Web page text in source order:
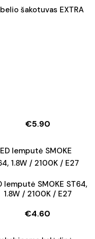
šakotuvas EXTRA
€5.90
lemputė SMOKE ST64,
1.8W / 2100K / E27
€4.60